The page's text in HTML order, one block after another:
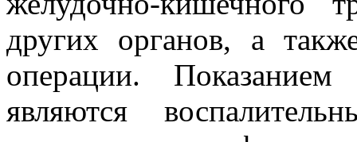
других органов, а
операции.
являются